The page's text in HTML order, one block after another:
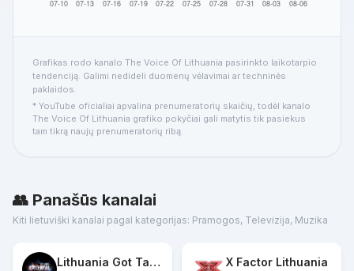
Grafikas rodo kanalo The Voice Of Lithuania pasirinkto laikotarpio
tendenciją. Galimi nedideli duomenų vėlavimai ar techninės
paklaidos.
* YouTube oficialiai apvalina prenumeratorių skaičių, todėl kanalo
The Voice Of Lithuania grafiko pokyčiai gali matytis tik pasiekus
tam tikrą naujų prenumeratorių ribą.
👥 Panašūs kanalai
Kiti lietuviški kanalai pagal kategorijas: Pramogos, Televizija, Muzika
Lithuania Got Talent Official X Factor Lithuania